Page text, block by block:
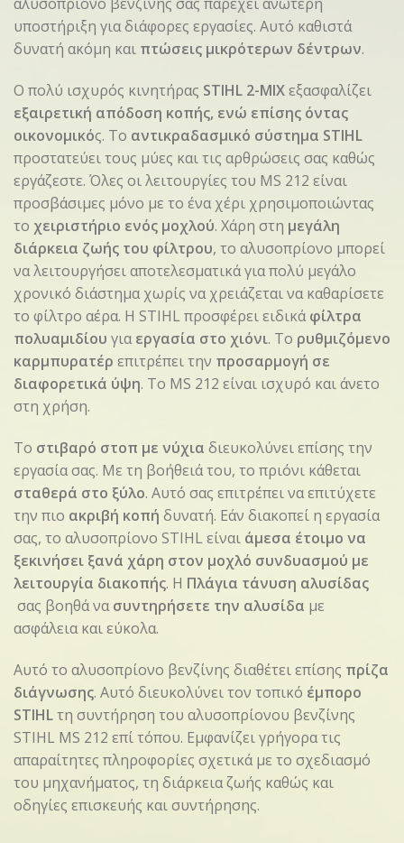
υποστήριξη για διάφορες εργασίες. Αυτό καθιστά
δυνατή ακόμη και πτώσεις μικρότερων δέντρων.
Ο πολύ ισχυρός κινητήρας STIHL 2-MIXεξασφαλίζει
εξαιρετική απόδοση κοπής, ενώ επίσης όντας
οικονομικός. Το αντικραδασμικό σύστημα STIHL
προστατεύει τους μύες και τις αρθρώσεις σας καθώς
εργάζεστε. Όλες οι λειτουργίες του MS 212 είναι
προσβάσιμες μόνο με το ένα χέρι χρησιμοποιώντας
το χειριστήριο ενός μοχλού. Χάρη στη μεγάλη
διάρκεια ζωής του φίλτρου, το αλυσοπρίονο μπορεί
να λειτουργήσει αποτελεσματικά για πολύ μεγάλο
χρονικό διάστημα χωρίς να χρειάζεται να καθαρίσετε
το φίλτρο αέρα. Η STIHL προσφέρει ειδικάφίλτρα
πολυαμιδίου γιαεργασία στο χιόνι. Το ρυθμιζόμενο
καρμπυρατέρ επιτρέπει την προσαρμογή σε
διαφορετικά ύψη. Το MS 212 είναι ισχυρό και άνετο
στη χρήση.
Το στιβαρό στοπ με νύχια διευκολύνει επίσης την
εργασία σας. Με τη βοήθειά του, το πριόνι κάθεται
σταθερά στο ξύλο. Αυτό σας επιτρέπει να επιτύχετε
την πιο ακριβή κοπή δυνατή. Εάν διακοπεί η εργασία
σας, το αλυσοπρίονο STIHL είναι άμεσα έτοιμο να
ξεκινήσει ξανά χάρη στον μοχλό συνδυασμού με
λειτουργία διακοπής. Η Πλάγια τάνυση αλυσίδας
σας βοηθά νασυντηρήσετε την αλυσίδα με
ασφάλεια και εύκολα.
Αυτό το αλυσοπρίονο βενζίνης διαθέτει επίσης πρίζα
διάγνωσης. Αυτό διευκολύνει τον τοπικό έμπορο
STIHLτη συντήρηση του αλυσοπρίονου βενζίνης
STIHL MS 212 επί τόπου. Εμφανίζει γρήγορα τις
απαραίτητες πληροφορίες σχετικά με το σχεδιασμό
του μηχανήματος, τη διάρκεια ζωής καθώς και
οδηγίες επισκευής και συντήρησης.